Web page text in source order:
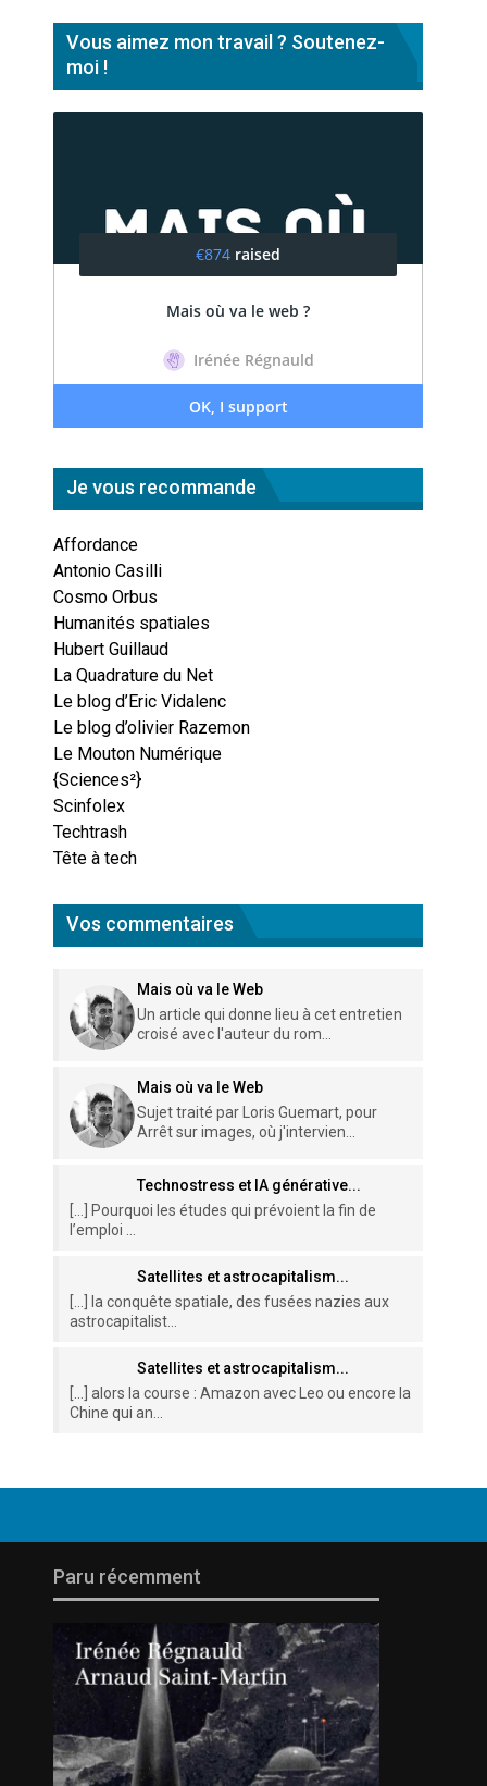
Vous aimez mon travail ? Soutenez-
moi !
Je vous recommande
Affordance
Antonio Casilli
Cosmo Orbus
Humanités spatiales
Hubert Guillaud
La Quadrature du Net
Le blog d’Eric Vidalenc
Le blog d’olivier Razemon
Le Mouton Numérique
{Sciences²}
Scinfolex
Techtrash
Tête à tech
Vos commentaires
Mais où va le Web
Un article qui donne lieu à cet entretien
croisé avec l'auteur du rom...
Mais où va le Web
Sujet traité par Loris Guemart, pour
Arrêt sur images, où j'intervien...
Technostress et IA générative...
[…] Pourquoi les études qui prévoient la fin de
l’emploi ...
Satellites et astrocapitalism...
[…] la conquête spatiale, des fusées nazies aux
astrocapitalist...
Satellites et astrocapitalism...
[…] alors la course : Amazon avec Leo ou encore la
Chine qui an...
Paru récemment